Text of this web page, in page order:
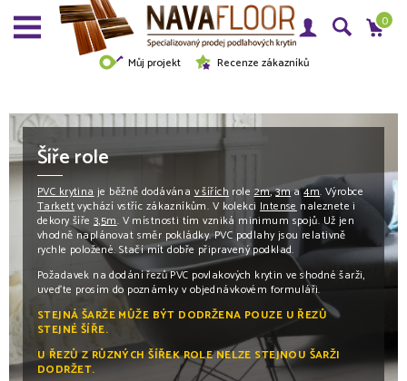
Můj projekt Recenze zákazníků
0
Šíře role
PVC krytinaje běžně dodávánav šíříchrole2m,3ma4m. Výrobce
Tarkettvychází vstříc zákazníkům. V kolekci Intensenaleznete i
dekory šíře3,5m. V místnosti tím vzniká minimum spojů. Už jen
vhodně naplánovat směr pokládky. PVC podlahy jsou relativně
rychle položené. Stačí mít dobře připravený podklad.
Požadavek na dodání řezů PVC povlakových krytin ve shodné šarži,
uveďte prosím do poznámky v objednávkovém formuláři.
STEJNÁ ŠARŽE MŮŽE BÝT DODRŽENA POUZE U ŘEZŮ
STEJNÉ ŠÍŘE.
U ŘEZŮ Z RŮZNÝCH ŠÍŘEK ROLE NELZE STEJNOU ŠARŽI
DODRŽET.